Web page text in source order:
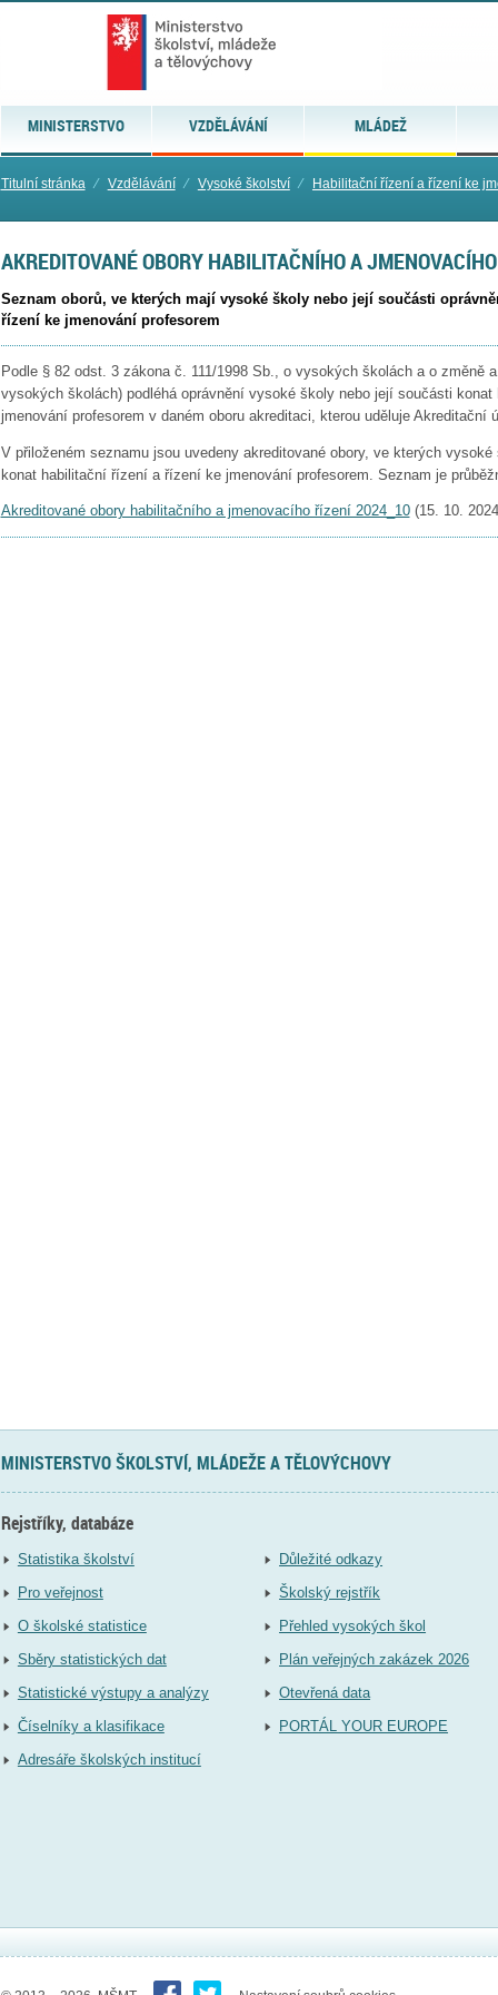
MINISTERSTVO VZDĚLÁVÁNÍ MLÁDEŽ
Titulní stránka ⁄ Vzdělávání ⁄ Vysoké školství ⁄ Habilitační řízení a řízení ke
AKREDITOVANÉ OBORY HABILITAČNÍHO A
Seznam oborů, ve kterých mají vysoké školy nebo její součásti
řízení ke jmenování profesorem
Podle § 82 odst. 3 zákona č. 111/1998 Sb., o vysokých školách a o změně
vysokých školách) podléhá oprávnění vysoké školy nebo její součásti
jmenování profesorem v daném oboru akreditaci, kterou uděluje Akreditační
V přiloženém seznamu jsou uvedeny akreditované obory, ve kterých
konat habilitační řízení a řízení ke jmenování profesorem. Seznam je
Akreditované obory habilitačního a jmenovacího řízení 2024_10(15. 10.
MINISTERSTVO ŠKOLSTVÍ, MLÁDEŽE A TĚLOVÝCHOVY
Rejstříky, databáze
Statistika školství
Pro veřejnost
O školské statistice
Sběry statistických dat
Statistické výstupy a analýzy
Číselníky a klasifikace
Adresáře školských institucí
Důležité odkazy
Školský rejstřík
Přehled vysokých škol
Plán veřejných zakázek 2026
Otevřená data
PORTÁL YOUR EUROPE